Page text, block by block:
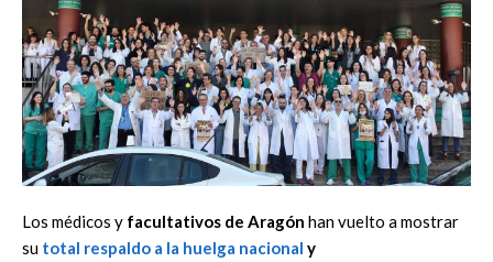
Los médicos y facultativos de Aragón han vuelto a mostrar
su total respaldo a la huelga nacional y